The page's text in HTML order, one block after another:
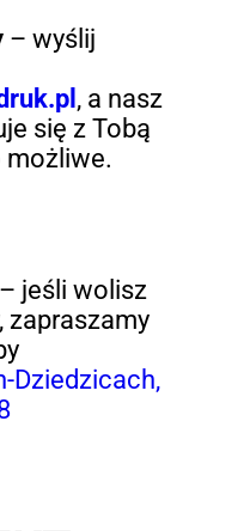
– wyślij
, a nasz
się z Tobą
możliwe.
– jeśli wolisz
zapraszamy
Dziedzicach,